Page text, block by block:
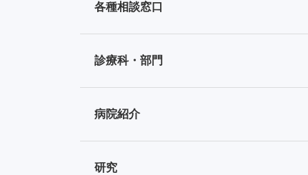
各種相談窓口
診療科・部門
病院紹介
研究